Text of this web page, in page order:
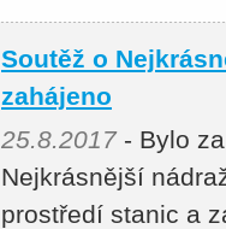
Soutěž o
zahájeno
25.8.2017- Bylo
Nejkrásnější
prostředí stanic a